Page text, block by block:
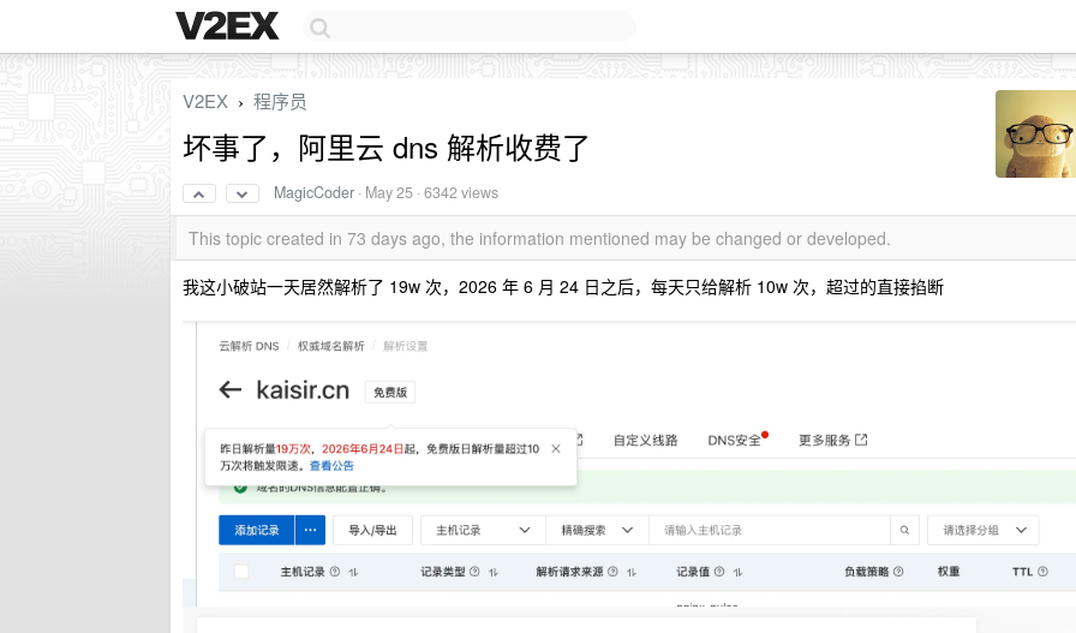
V2EX › 程序员
坏事了，阿里云 dns 解析收费了
MagicCoder · May 25 · 6342 views
This topic created in 73 days ago, the information mentioned may be changed or developed.
我这小破站一天居然解析了 19w 次，2026 年 6 月 24 日之后，每天只给解析 10w 次，超过的直接掐断